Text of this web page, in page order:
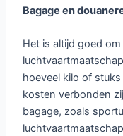
Bagage en
Het is altijd goed
hoeveel kilo of
kosten verbonden
bagage, zoals